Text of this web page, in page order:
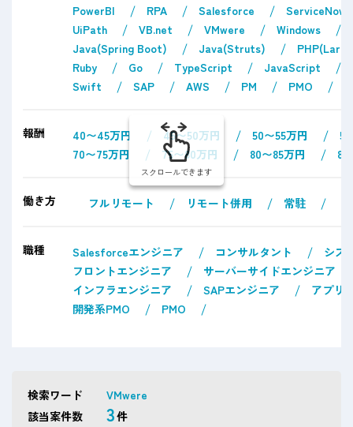
PowerBI
RPA Salesforce
ServiceNow
UiPath
VB.net VMwere Windows
Java(Spring Boot)
Java(Struts)
Ruby
Go TypeScript JavaScript
Swift
SAP AWS PM PMO
報酬 40〜45万円 45〜50万円 50〜55万円
70〜75万円
75〜80万円 80〜85万円 85
働き方 フルリモート リモート併用 常駐
職種 Salesforceエンジニア コンサルタント
シス
フロントエンジニア
サーバーサイドエンジニア
インフラエンジニア
SAPエンジニア
アプリ
開発系PMO
PMO
スクロールできます
検索ワード
VMwere
該当案件数
3件